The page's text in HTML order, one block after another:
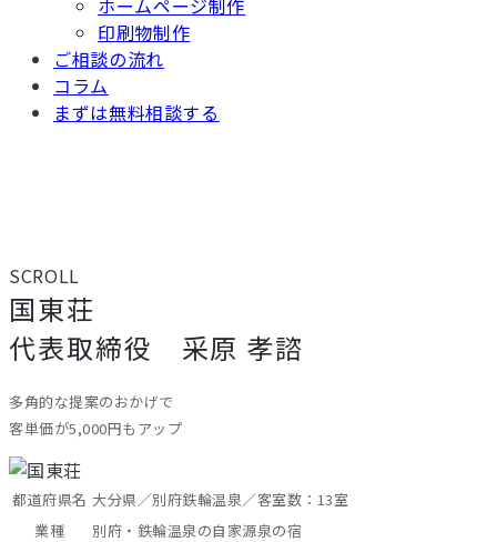
ホームページ制作
印刷物制作
ご相談の流れ
コラム
まずは無料相談する
SCROLL
国東荘
代表取締役 采原 孝諮
多角的な提案のおかげで
客単価が5,000円もアップ
都道府県名 大分県／別府鉄輪温泉／客室数：13室
業種
別府・鉄輪温泉の自家源泉の宿